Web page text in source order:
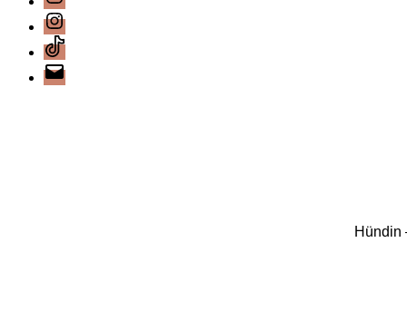
Instagram
TikTok
E-
Mail
Hündin